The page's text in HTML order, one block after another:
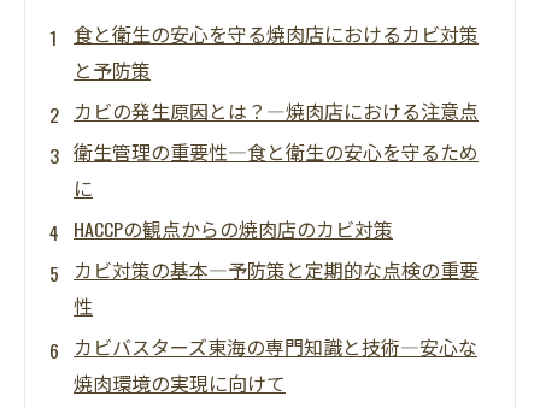
食と衛生の安心を守る焼肉店におけるカビ対策
と予防策
カビの発生原因とは？―焼肉店における注意点
衛生管理の重要性―食と衛生の安心を守るため
に
HACCPの観点からの焼肉店のカビ対策
カビ対策の基本―予防策と定期的な点検の重要
性
カビバスターズ東海の専門知識と技術―安心な
焼肉環境の実現に向けて